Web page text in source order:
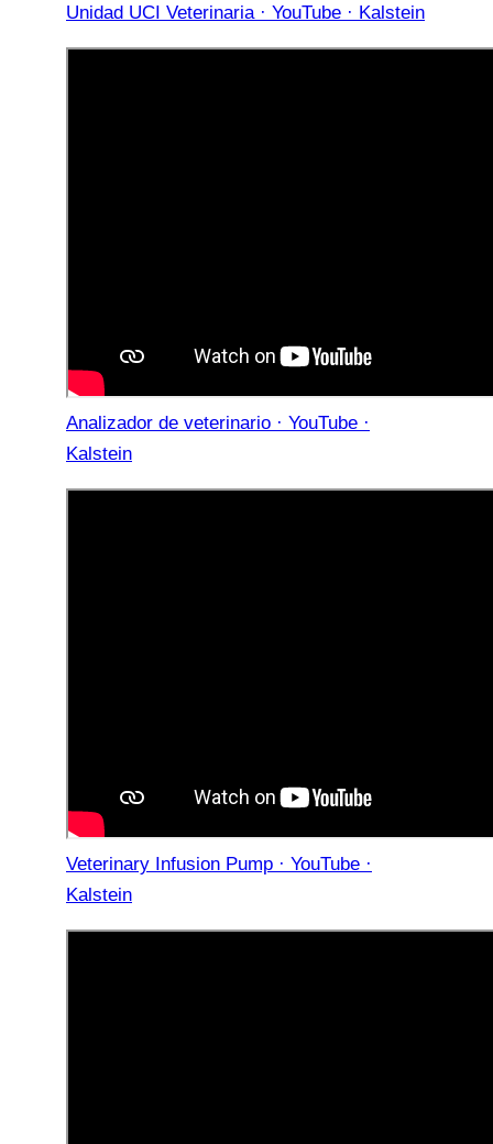
Unidad UCI Veterinaria · YouTube · Kalstein
Analizador de veterinario · YouTube ·
Kalstein
Veterinary Infusion Pump · YouTube ·
Kalstein